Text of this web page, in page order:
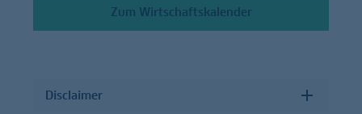
Zum Wirtschaftskalender
Disclaimer